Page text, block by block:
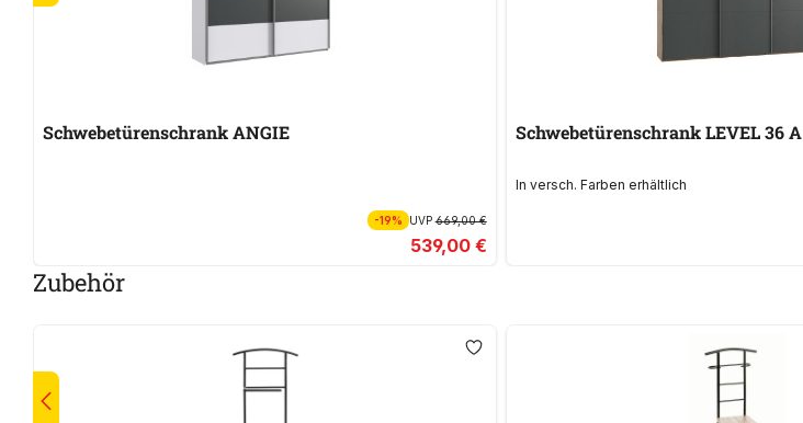
Schwebetürenschrank ANGIE
-19% UVP669,00 €
539,00 €
Schwebetürenschrank LEVEL 36 A
In versch. Farben erhältlich
Zubehör